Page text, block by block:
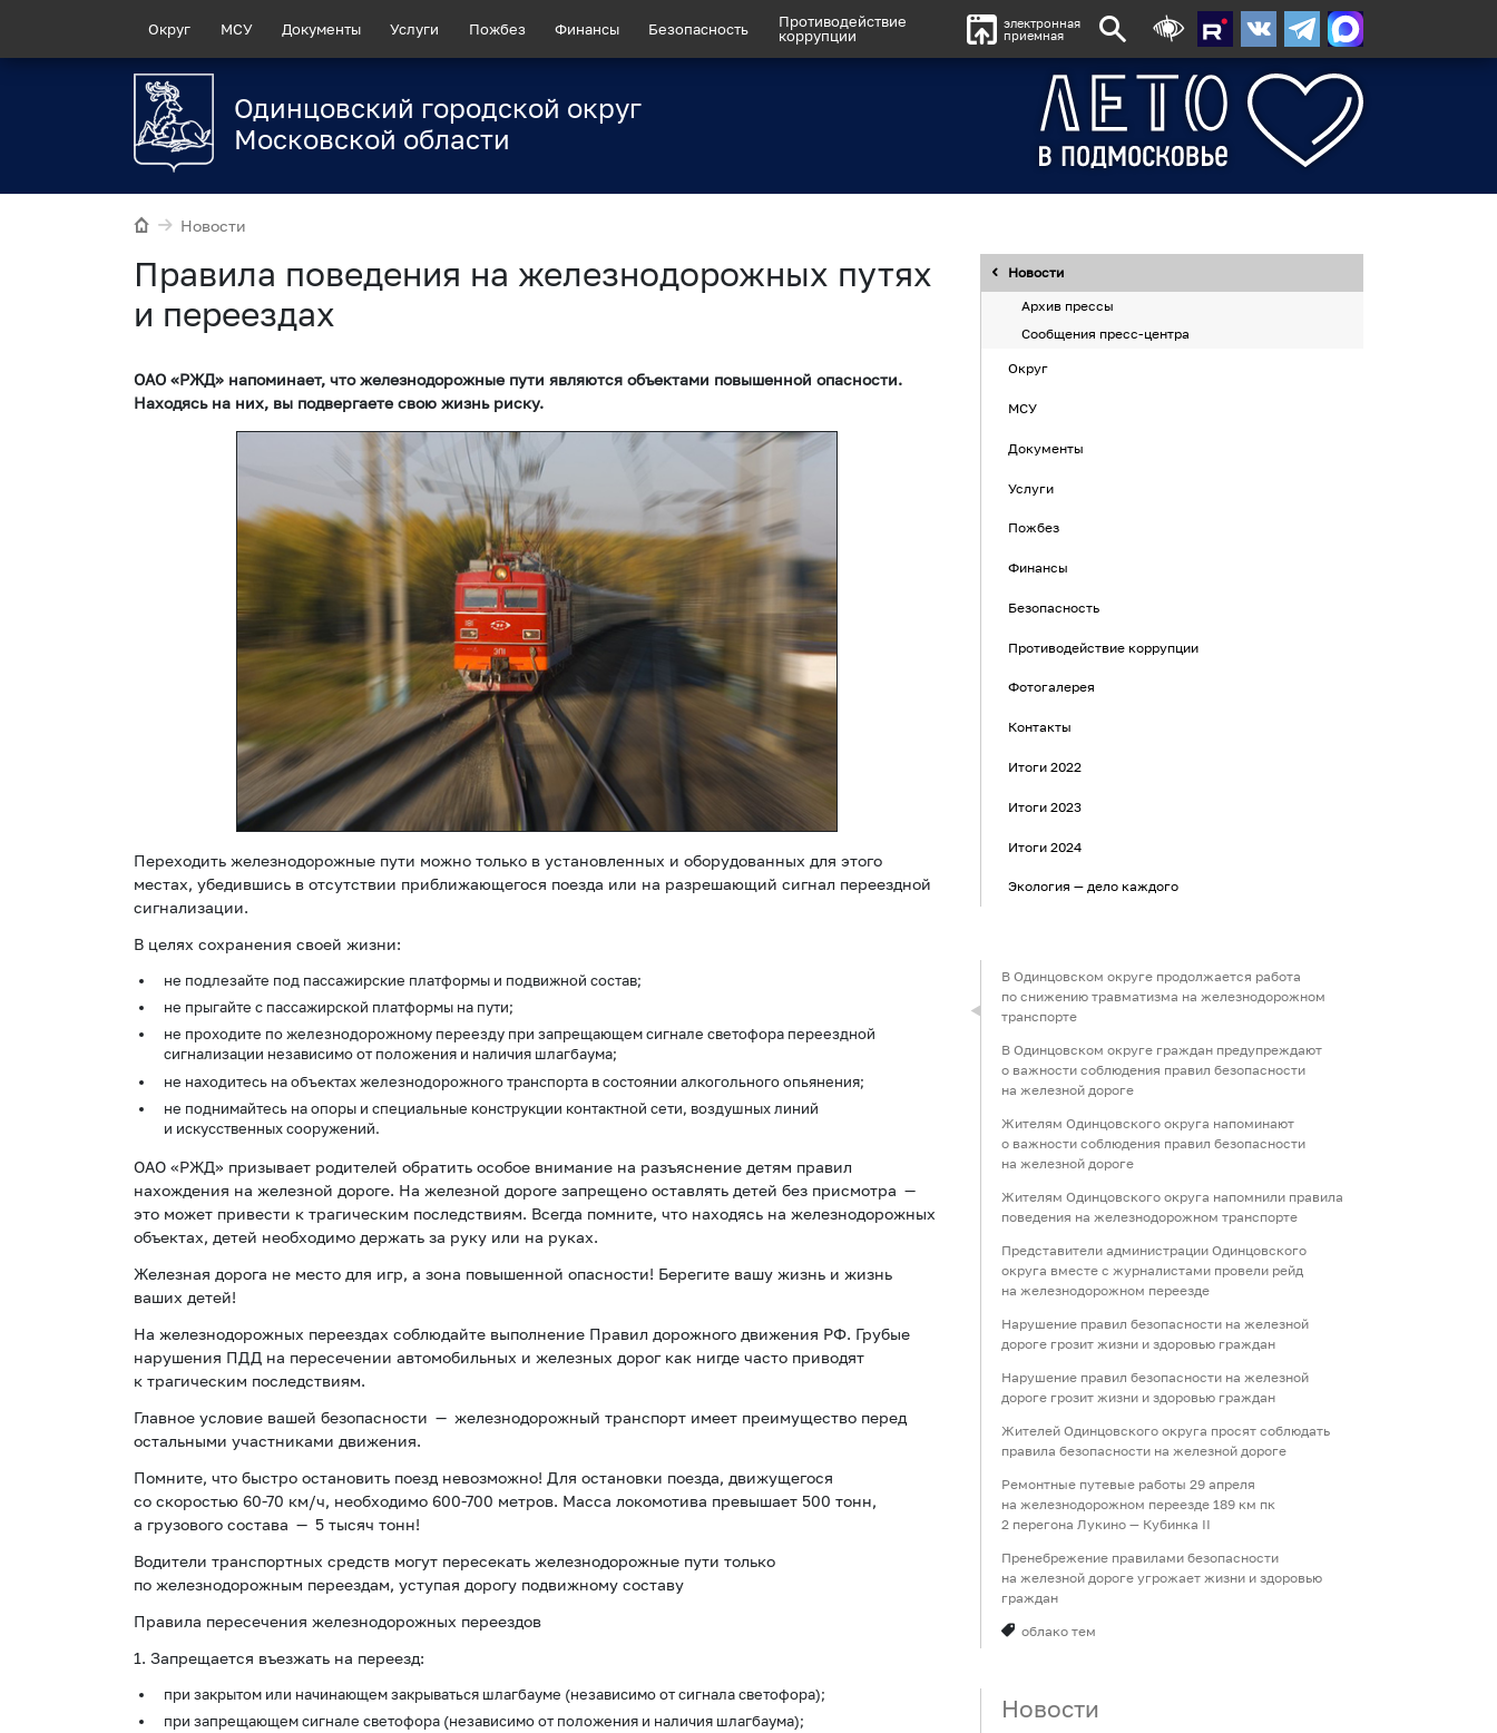
Округ МСУ Документы Услуги Пожбез Финансы Безопасность
Противодействие
коррупции
электронная
приемная
Одинцовский городской округ
Московской области
Новости
Правила поведения на железнодорожных путях
и переездах
ОАО «РЖД» напоминает, что железнодорожные пути являются объектами повышенной опасности.
Находясь на них, вы подвергаете свою жизнь риску.
Переходить железнодорожные пути можно только в установленных и оборудованных для этого
местах, убедившись в отсутствии приближающегося поезда или на разрешающий сигнал переездной
сигнализации.
В целях сохранения своей жизни:
не подлезайте под пассажирские платформы и подвижной состав;
не прыгайте с пассажирской платформы на пути;
не проходите по железнодорожному переезду при запрещающем сигнале светофора переездной
сигнализации независимо от положения и наличия шлагбаума;
не находитесь на объектах железнодорожного транспорта в состоянии алкогольного опьянения;
не поднимайтесь на опоры и специальные конструкции контактной сети, воздушных линий
и искусственных сооружений.
ОАО «РЖД» призывает родителей обратить особое внимание на разъяснение детям правил
нахождения на железной дороге. На железной дороге запрещено оставлять детей без присмотра —
это может привести к трагическим последствиям. Всегда помните, что находясь на железнодорожных
объектах, детей необходимо держать за руку или на руках.
Железная дорога не место для игр, а зона повышенной опасности! Берегите вашу жизнь и жизнь
ваших детей!
На железнодорожных переездах соблюдайте выполнение Правил дорожного движения РФ. Грубые
нарушения ПДД на пересечении автомобильных и железных дорог как нигде часто приводят
к трагическим последствиям.
Главное условие вашей безопасности — железнодорожный транспорт имеет преимущество перед
остальными участниками движения.
Помните, что быстро остановить поезд невозможно! Для остановки поезда, движущегося
со скоростью 60-70 км/ч, необходимо 600-700 метров. Масса локомотива превышает 500 тонн,
а грузового состава — 5 тысяч тонн!
Водители транспортных средств могут пересекать железнодорожные пути только
по железнодорожным переездам, уступая дорогу подвижному составу
Правила пересечения железнодорожных переездов
1. Запрещается въезжать на переезд:
при закрытом или начинающем закрываться шлагбауме (независимо от сигнала светофора);
при запрещающем сигнале светофора (независимо от положения и наличия шлагбаума);
Новости
Архив прессы
Сообщения пресс-центра
Округ
МСУ
Документы
Услуги
Пожбез
Финансы
Безопасность
Противодействие коррупции
Фотогалерея
Контакты
Итоги 2022
Итоги 2023
Итоги 2024
Экология — дело каждого
В Одинцовском округе продолжается работа
по снижению травматизма на железнодорожном
транспорте
В Одинцовском округе граждан предупреждают
о важности соблюдения правил безопасности
на железной дороге
Жителям Одинцовского округа напоминают
о важности соблюдения правил безопасности
на железной дороге
Жителям Одинцовского округа напомнили правила
поведения на железнодорожном транспорте
Представители администрации Одинцовского
округа вместе с журналистами провели рейд
на железнодорожном переезде
Нарушение правил безопасности на железной
дороге грозит жизни и здоровью граждан
Нарушение правил безопасности на железной
дороге грозит жизни и здоровью граждан
Жителей Одинцовского округа просят соблюдать
правила безопасности на железной дороге
Ремонтные путевые работы 29 апреля
на железнодорожном переезде 189 км пк
2 перегона Лукино — Кубинка II
Пренебрежение правилами безопасности
на железной дороге угрожает жизни и здоровью
граждан
облако тем
Новости